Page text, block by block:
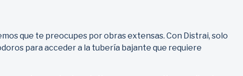
que te preocupes por obras extensas. Con Distrai, solo
para acceder a la tubería bajante que requiere